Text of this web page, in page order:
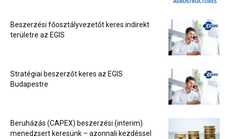
Beszerzési főosztályvezetőt keres indirekt
területre az EGIS
Stratégiai beszerzőt keres az EGIS
Budapestre
Beruházás (CAPEX) beszerzési (interim)
menedzsert keresünk – azonnali kezdéssel